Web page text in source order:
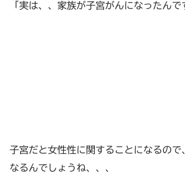
「実は、、家族が子宮がんになったんで
子宮だと女性性に関することになるので
なるんでしょうね、、、